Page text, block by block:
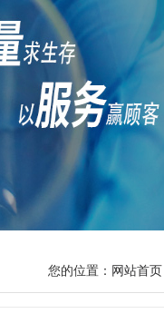
您的位置： 网站首页